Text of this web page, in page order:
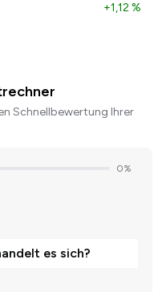
+1,12 %
Schnellbewertung Ihrer